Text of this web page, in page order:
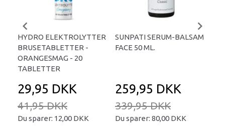
HYDRO ELEKTROLYTTER
BRUSETABLETTER -
ORANGESMAG - 20
TABLETTER
29,95 DKK
41,95 DKK
Du sparer: 12,00 DKK
SUNPATI SERUM-BALSAM
FACE 50 ML.
259,95 DKK
339,95 DKK
Du sparer: 80,00 DKK